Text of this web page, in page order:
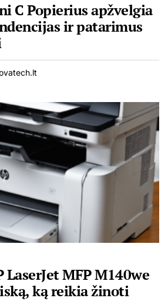
C Popierius apžvelgia
ir patarimus
MFP M140we
ką reikia žinoti